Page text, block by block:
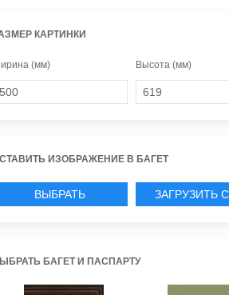
КАРТИНКИ
(мм) Высота (мм)
ИЗОБРАЖЕНИЕ В БАГЕТ
ВЫБРАТЬ
ЗАГРУЗИТЬ
БАГЕТ И ПАСПАРТУ